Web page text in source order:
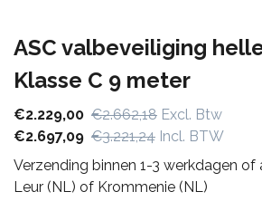
ASC valbeveiliging
Klasse C 9 meter
€2.229,00 €2.662,18 Excl. Btw
€2.697,09 €3.221,24 Incl. BTW
Verzending binnen 1-3 werkdagen of
Leur (NL) of Krommenie (NL)